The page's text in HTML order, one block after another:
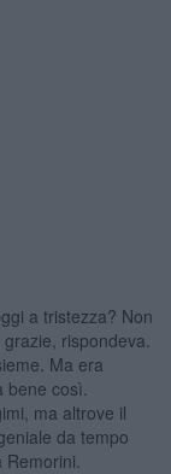
a tristezza? Non
rispondeva.
Ma era
così.
ma altrove il
da tempo